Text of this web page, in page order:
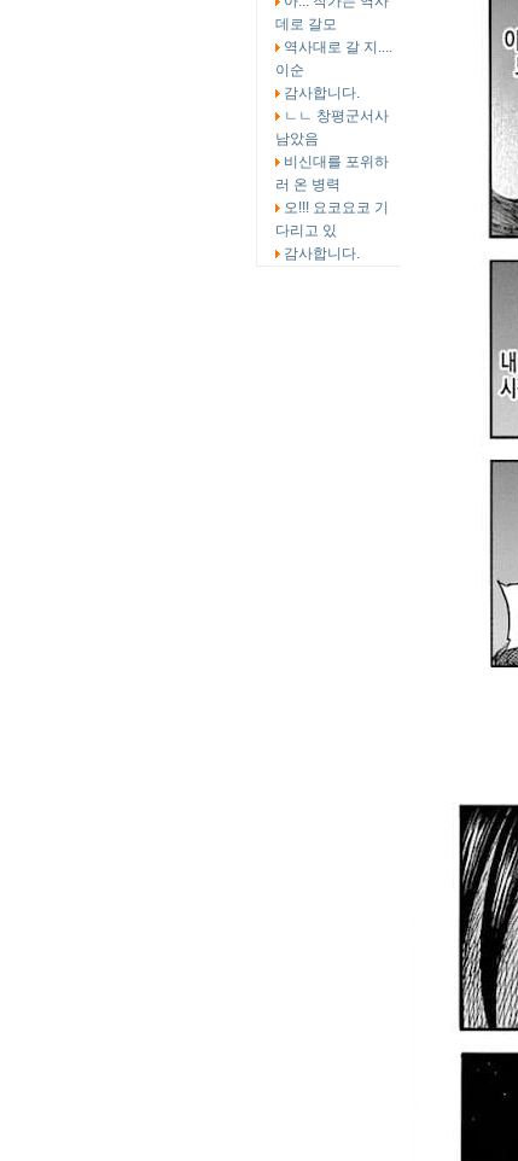
데로 갈모
역사대로 갈 지....
이순
감사합니다.
ㄴㄴ 창평군서사
남았음
비신대를 포위하
러 온 병력
오!!! 요코요코 기
다리고 있
감사합니다.